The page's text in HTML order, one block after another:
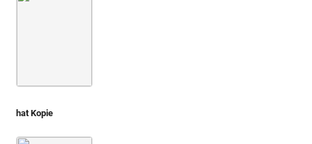
hat Kopie